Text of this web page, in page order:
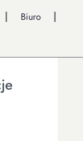
Biuro